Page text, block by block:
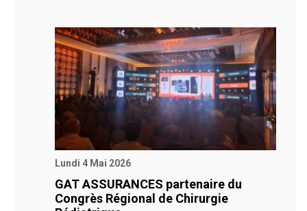
Lundi 4 Mai 2026
GAT ASSURANCES partenaire du
Congrès Régional de Chirurgie